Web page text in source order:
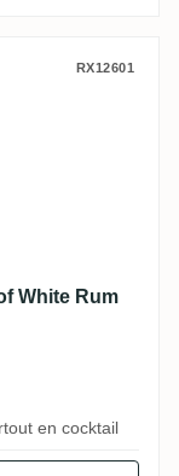
RX12601
White Rum
en cocktail